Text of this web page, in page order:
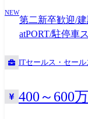
カーシェア事業者等、
案・遂行
NEW
第二新卒歓迎/
atPORT/駐停車
ITセールス・セー
400～600